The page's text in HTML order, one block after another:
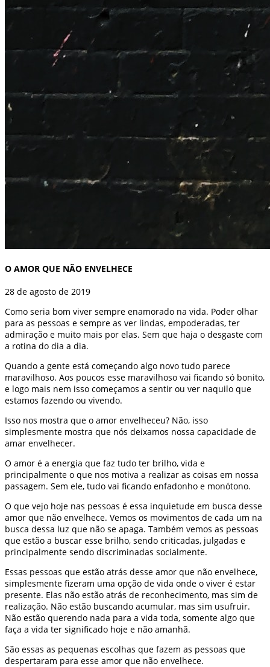
O AMOR QUE NÃO ENVELHECE
28 de agosto de 2019
Como seria bom viver sempre enamorado na vida. Poder olhar
para as pessoas e sempre as ver lindas, empoderadas, ter
admiração e muito mais por elas. Sem que haja o desgaste com
a rotina do dia a dia.
Quando a gente está começando algo novo tudo parece
maravilhoso. Aos poucos esse maravilhoso vai ficando só bonito,
e logo mais nem isso começamos a sentir ou ver naquilo que
estamos fazendo ou vivendo.
Isso nos mostra que o amor envelheceu? Não, isso
simplesmente mostra que nós deixamos nossa capacidade de
amar envelhecer.
O amor é a energia que faz tudo ter brilho, vida e
principalmente o que nos motiva a realizar as coisas em nossa
passagem. Sem ele, tudo vai ficando enfadonho e monótono.
O que vejo hoje nas pessoas é essa inquietude em busca desse
amor que não envelhece. Vemos os movimentos de cada um na
busca dessa luz que não se apaga. Também vemos as pessoas
que estão a buscar esse brilho, sendo criticadas, julgadas e
principalmente sendo discriminadas socialmente.
Essas pessoas que estão atrás desse amor que não envelhece,
simplesmente fizeram uma opção de vida onde o viver é estar
presente. Elas não estão atrás de reconhecimento, mas sim de
realização. Não estão buscando acumular, mas sim usufruir.
Não estão querendo nada para a vida toda, somente algo que
faça a vida ter significado hoje e não amanhã.
São essas as pequenas escolhas que fazem as pessoas que
despertaram para esse amor que não envelhece.